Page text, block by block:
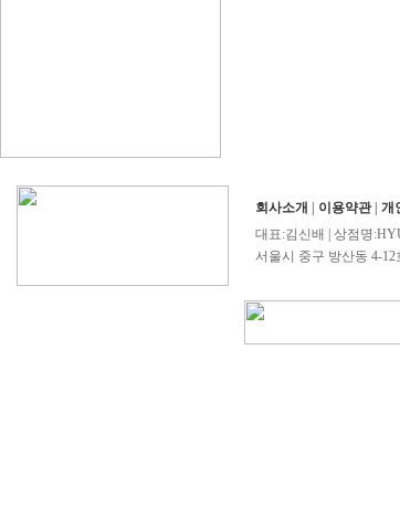
회사소개 이용약관| 개
대표:김신배 | 상점명
서울시 중구 방산동 4-12